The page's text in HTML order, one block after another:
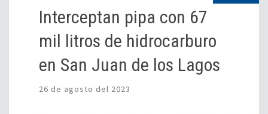
Interceptan pipa con 67
mil litros de hidrocarburo
en San Juan de los Lagos
26 de agosto del 2023